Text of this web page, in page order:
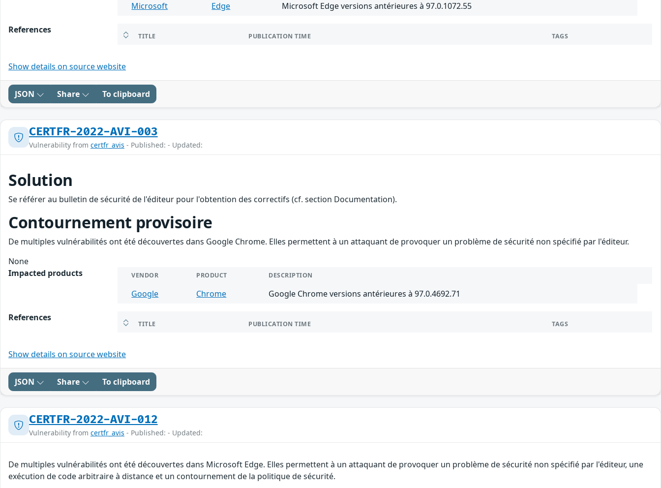
Microsoft Edge Microsoft Edge versions antérieures à 97.0.1072.55
References
TITLE PUBLICATION TIME TAGS
Show details on source website
JSON Share To clipboard
CERTFR-2022-AVI-003
Vulnerability from certfr_avis - Published: - Updated:
Solution
Se référer au bulletin de sécurité de l'éditeur pour l'obtention des correctifs (cf. section Documentation).
Contournement provisoire
De multiples vulnérabilités ont été découvertes dans Google Chrome. Elles permettent à un attaquant de provoquer un problème de sécurité non spécifié par l'éditeur.
None
Impacted products
VENDOR PRODUCT DESCRIPTION
Google Chrome Google Chrome versions antérieures à 97.0.4692.71
References
TITLE PUBLICATION TIME TAGS
Show details on source website
JSON Share To clipboard
CERTFR-2022-AVI-012
Vulnerability from certfr_avis - Published: - Updated:
De multiples vulnérabilités ont été découvertes dans Microsoft Edge. Elles permettent à un attaquant de provoquer un problème de sécurité non spécifié par l'éditeur, une
exécution de code arbitraire à distance et un contournement de la politique de sécurité.